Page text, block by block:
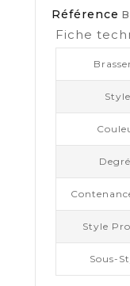
Référence
Fiche
Style
Style
Sous-